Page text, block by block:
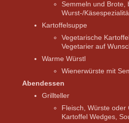
Semmeln und Brote,
Wurst-/
​Kartoffelsuppe
​Vegetarische
Vegetarier auf
​Warme Würstl
​Wienerwürste mit
Abendessen
Grillteller
Fleisch, Würste oder
Kartoffel Wedges,